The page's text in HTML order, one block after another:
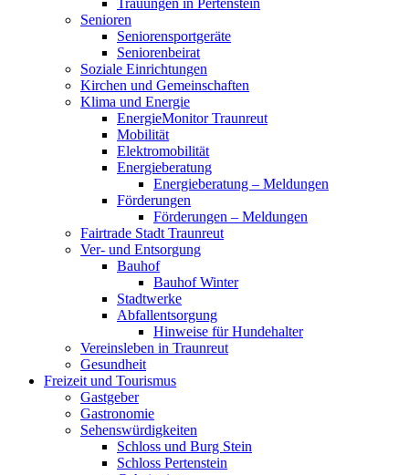
Trauungen in Pertenstein
Senioren
Seniorensportgeräte
Seniorenbeirat
Soziale Einrichtungen
Kirchen und Gemeinschaften
Klima und Energie
EnergieMonitor Traunreut
Mobilität
Elektromobilität
Energieberatung
Energieberatung – Meldungen
Förderungen
Förderungen – Meldungen
Fairtrade Stadt Traunreut
Ver- und Entsorgung
Bauhof
Bauhof Winter
Stadtwerke
Abfallentsorgung
Hinweise für Hundehalter
Vereinsleben in Traunreut
Gesundheit
Freizeit und Tourismus
Gastgeber
Gastronomie
Sehenswürdigkeiten
Schloss und Burg Stein
Schloss Pertenstein